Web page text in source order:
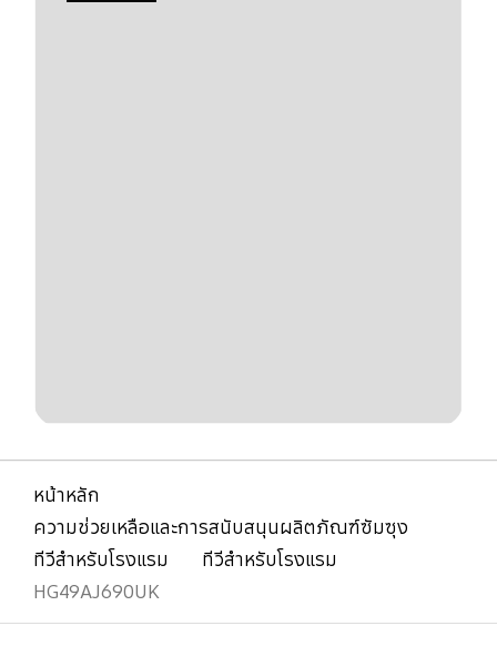
หน้าหลัก
ความช่วยเหลือและการสนับสนุนผลิตภัณฑ์ซัมซุง
ทีวีสำหรับโรงแรม
ทีวีสำหรับโรงแรม
HG49AJ690UK